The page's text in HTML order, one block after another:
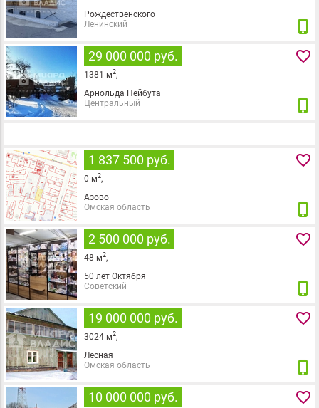
Рождественского
Ленинский
phone_iphone
29 000 000 руб.
1381 м2,
Арнольда Нейбута
Центральный
favorite_border
phone_iphone
1 837 500 руб.
0 м2,
Азово
Омская область
favorite_border
phone_iphone
2 500 000 руб.
48 м2,
50 лет Октября
Советский
favorite_border
phone_iphone
19 000 000 руб.
3024 м2,
Лесная
Омская область
favorite_border
phone_iphone
10 000 000 руб. favorite_border